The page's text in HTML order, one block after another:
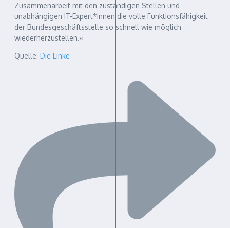
Zusammenarbeit mit den zuständigen Stellen und
unabhängigen IT-Expert*innen die volle Funktionsfähigkeit
der Bundesgeschäftsstelle so schnell wie möglich
wiederherzustellen.«
Quelle: Die Linke